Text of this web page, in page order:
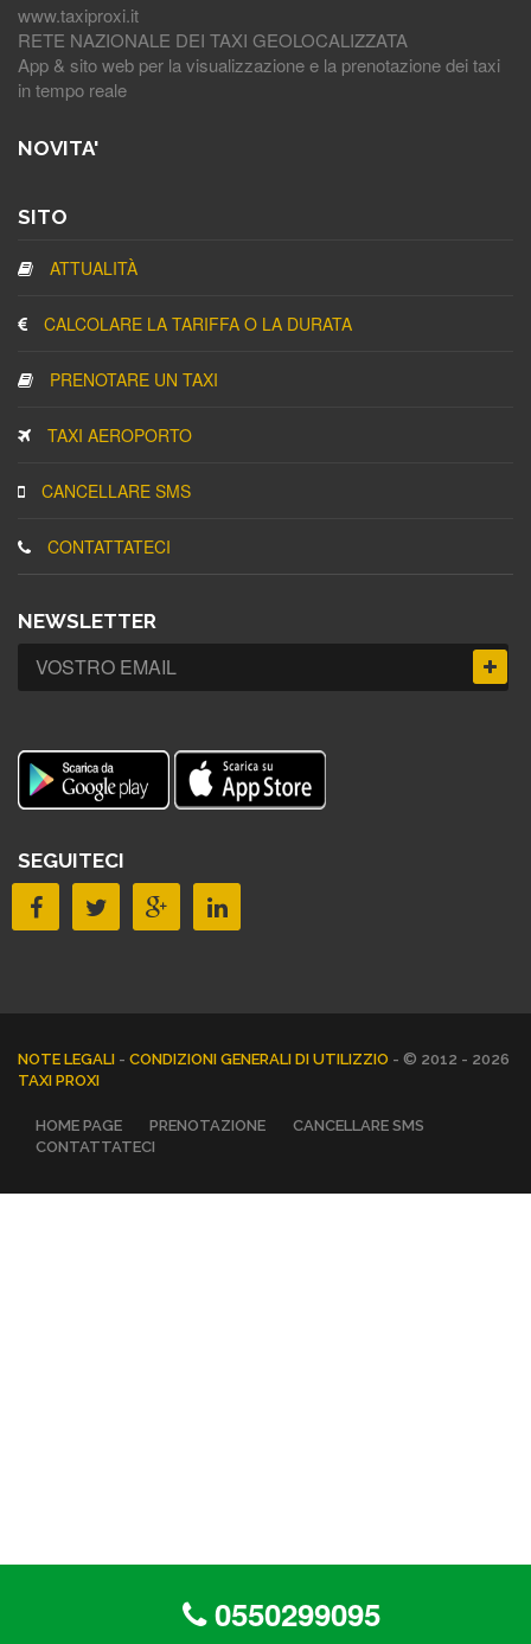
www.taxiproxi.it
RETE NAZIONALE DEI TAXI GEOLOCALIZZATA
App & sito web per la visualizzazione e la prenotazione dei taxi
in tempo reale
NOVITA'
SITO
ATTUALITÀ
CALCOLARE LA TARIFFA O LA DURATA
PRENOTARE UN TAXI
TAXI AEROPORTO
CANCELLARE SMS
CONTATTATECI
NEWSLETTER
SEGUITECI
NOTE LEGALI - CONDIZIONI GENERALI DI UTILIZZIO - © 2012 - 2026
TAXI PROXI
HOME PAGE PRENOTAZIONE
CANCELLARE SMS
CONTATTATECI
0550299095